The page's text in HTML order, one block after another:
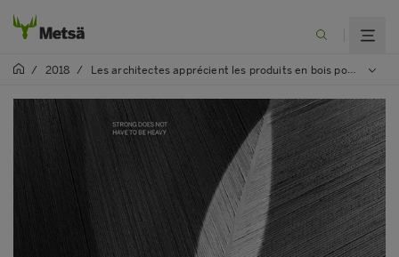
/ 2018 / Les architectes apprécient les produits en bois pour leur légèreté, leur solidité et les possibilités infinies qu’ils proposent